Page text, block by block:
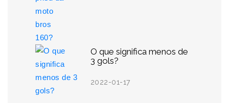
O que significa menos de
3 gols?
2022-01-17